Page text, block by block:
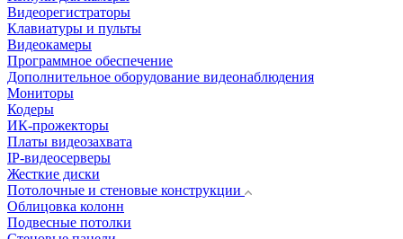
Видеорегистраторы
Клавиатуры и пульты
Видеокамеры
Программное обеспечение
Дополнительное оборудование видеонаблюдения
Мониторы
Кодеры
ИК-прожекторы
Платы видеозахвата
IP-видеосерверы
Жесткие диски
Потолочные и стеновые конструкции
Облицовка колонн
Подвесные потолки